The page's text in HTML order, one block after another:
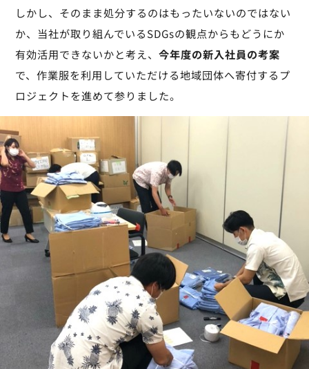
しかし、そのまま処分するのはもったいないのではない
か、当社が取り組んでいるSDGsの観点からもどうにか
有効活用できないかと考え、今年度の新入社員の考案
で、作業服を利用していただける地域団体へ寄付するプ
ロジェクトを進めて参りました。